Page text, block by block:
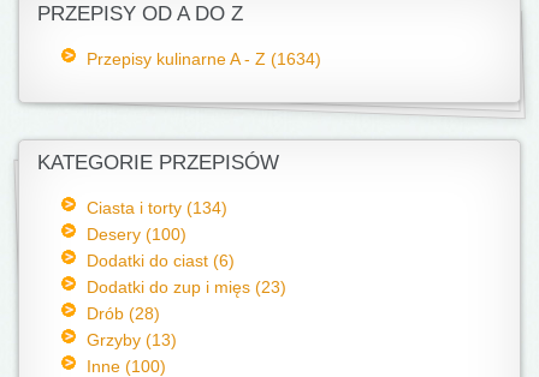
PRZEPISY OD A DO Z
Przepisy kulinarne A - Z (1634)
KATEGORIE PRZEPISÓW
Ciasta i torty (134)
Desery (100)
Dodatki do ciast (6)
Dodatki do zup i mięs (23)
Drób (28)
Grzyby (13)
Inne (100)